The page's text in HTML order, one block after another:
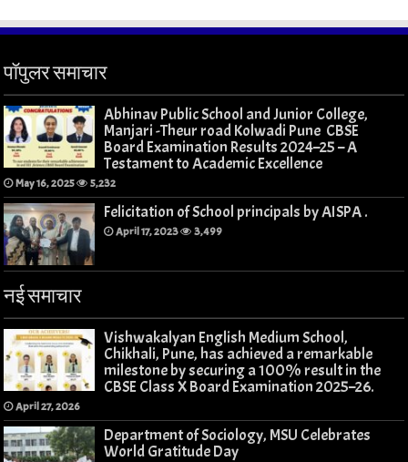
पॉपुलर समाचार
Abhinav Public School and Junior College,
Manjari -Theur road Kolwadi Pune CBSE
Board Examination Results 2024–25 – A
Testament to Academic Excellence
May 16, 2025 5,232
Felicitation of School principals by AISPA .
April 17, 2023 3,499
नई समाचार
Vishwakalyan English Medium School,
Chikhali, Pune, has achieved a remarkable
milestone by securing a 100% result in the
CBSE Class X Board Examination 2025–26.
April 27, 2026
Department of Sociology, MSU Celebrates
World Gratitude Day